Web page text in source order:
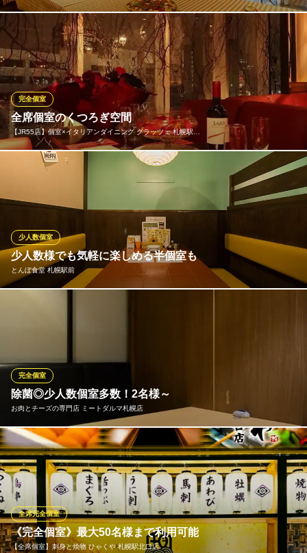
【北2条店】夜景×個室 イタリアンダイニング グラッツェ 北
個室でイタリアンを堪能
札幌市営地下鉄南北線さっぽろ駅 徒歩3分
北海道札幌市中央区北2条西3-1-18 第25桂和ビル3F
街並みを軽く見下ろしながら優雅なイタリアンパーティーを。 最
大50名様まで対応できる宴会個室はCIRCOだけ！ 新年会、歓送迎
会、各種PARTYのご予約、お問い合わせはお早めに！
イタリアン CIRCO ‐チルコ‐ 札幌駅前
貸切パーティー 夜景
札幌市営地下鉄さっぽろ駅19番出口 徒歩1分
北海道札幌市中央区北4条西2 札幌TRビル3F
全席個室のくつろぎ空間
【JR55店】個室×イタリアンダイニング グラッツェ 札幌駅…
完全個室
夜景が見えるソファー席は女子会・カップルのデートに大人気★
誕生日や記念日などの特別な日にぜひご利用ください♪ 完全個室
のソファー席はデートや女子会、各種宴会にぴったり！宴会も人
数に合わせた個室をご用意いたします
【JR55店】個室×イタリアンダイニング グラッツェ 札幌駅J
R55店
夜景の見えるダイニング
ＪＲ函館本線札幌駅 徒歩3分
少人数様でも気軽に楽しめる半個室も
とんぼ食堂 札幌駅前
少人数個室
とんぼ食堂 札幌駅前
札幌駅直結の居酒屋
札幌市営地下鉄東豊線さっぽろ駅 徒歩1分
北海道札幌市中央区北4条西1 B1
除菌◎少人数個室多数！2名様～
お肉とチーズの専門店 ミートダルマ札幌店
完全個室
友人同士の飲み会や会社のご宴会に◎！少人数～団体様まで個室
でご案内！デートや記念日等のプライベートからビジネスシーン
まで幅広いニーズに合う個室席をご用意しております。自慢の逸
品を詰め込んだ大満足のコースは、2H飲み放題付4500円(税込)～
各種ご用意しております。飲み会、宴会、女子会、歓送迎会に
◎！
《完全個室》最大50名様まで利用可能
【全席個室】刺身と焼物 ひゃくや 札幌駅北口店
全席完全個室